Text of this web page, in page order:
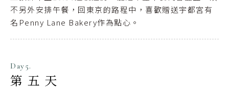
不另外安排午餐，回東京的路程中，喜歡贈送宇都宮有
名Penny Lane Bakery作為點心。
Day5.
第五天